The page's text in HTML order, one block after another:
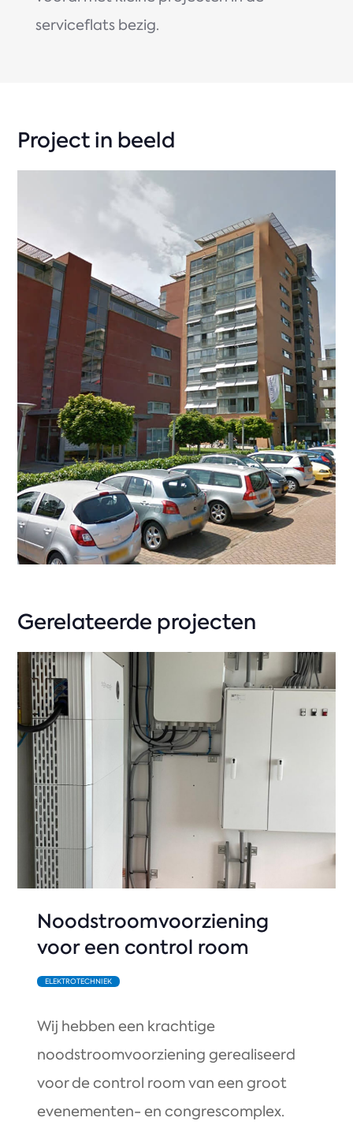
serviceflats bezig.
Project in beeld
Gerelateerde projecten
Noodstroomvoorziening
voor een control room
ELEKTROTECHNIEK
Wij hebben een krachtige
noodstroomvoorziening gerealiseerd
voor de control room van een groot
evenementen- en congrescomplex.